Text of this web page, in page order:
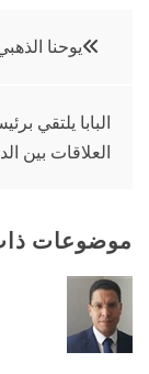
تصفّح
يوحنا
البابا يلتقي
العلاقات بين
موضوعات